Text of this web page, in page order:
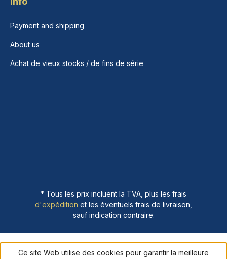
Payment and shipping
About us
Achat de vieux stocks / de fins de série
* Tous les prix incluent la TVA, plus les frais
d'expédition et les éventuels frais de livraison,
sauf indication contraire.
Ce site Web utilise des cookies pour garantir la meilleure